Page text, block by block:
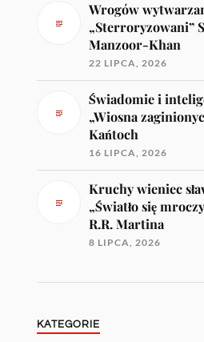
Wrogów
„Sterroryzowani”
Manzoor-Khan
22 LIPCA, 2026
Świadomie i
„Wiosna
Kańtoch
16 LIPCA, 2026
Kruchy wieniec
„Światło się
R.R. Martina
8 LIPCA, 2026
KATEGORIE